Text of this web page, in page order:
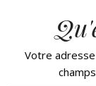
Votre